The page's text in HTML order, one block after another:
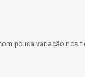
pouca variação nos